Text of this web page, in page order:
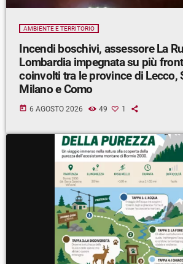
AMBIENTE E TERRITORIO
Incendi boschivi, assessore La
Lombardia impegnata su più
coinvolti tra le province di Lecco,
Milano e Como
today 6 AGOSTO 2026 49 1